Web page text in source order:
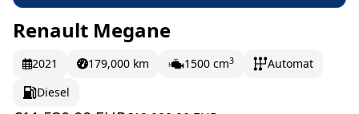
În stoc 192.17 EUR/lună
Renault Megane
2021 179,000 km 1500 cm3
Automat
Diesel